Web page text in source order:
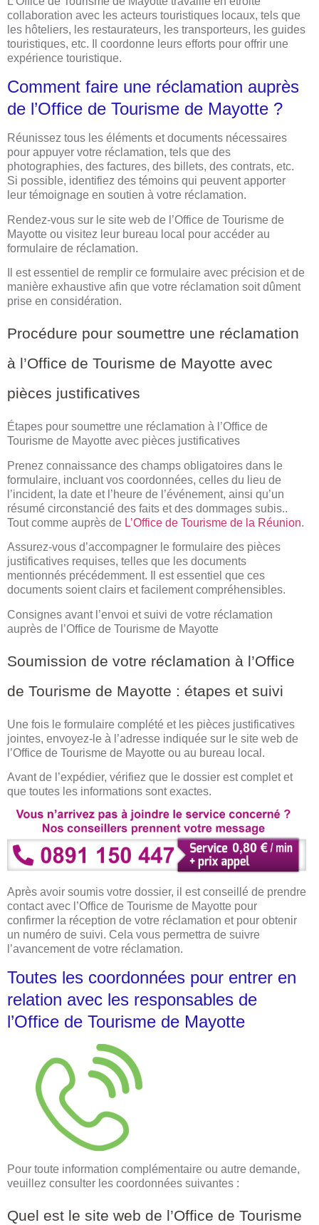
collaboration avec les acteurs touristiques locaux, tels que
les hôteliers, les restaurateurs, les transporteurs, les guides
touristiques, etc. Il coordonne leurs efforts pour offrir une
expérience touristique.
Comment faire une réclamation auprès
de l’Office de Tourisme de Mayotte ?
Réunissez tous les éléments et documents nécessaires
pour appuyer votre réclamation, tels que des
photographies, des factures, des billets, des contrats, etc.
Si possible, identifiez des témoins qui peuvent apporter
leur témoignage en soutien à votre réclamation.
Rendez-vous sur le site web de l’Office de Tourisme de
Mayotte ou visitez leur bureau local pour accéder au
formulaire de réclamation.
Il est essentiel de remplir ce formulaire avec précision et de
manière exhaustive afin que votre réclamation soit dûment
prise en considération.
Procédure pour soumettre une réclamation
à l’Office de Tourisme de Mayotte avec
pièces justificatives
Étapes pour soumettre une réclamation à l’Office de
Tourisme de Mayotte avec pièces justificatives
Prenez connaissance des champs obligatoires dans le
formulaire, incluant vos coordonnées, celles du lieu de
l’incident, la date et l’heure de l’événement, ainsi qu’un
résumé circonstancié des faits et des dommages subis..
Tout comme auprès de L’Office de Tourisme de la Réunion.
Assurez-vous d’accompagner le formulaire des pièces
justificatives requises, telles que les documents
mentionnés précédemment. Il est essentiel que ces
documents soient clairs et facilement compréhensibles.
Consignes avant l’envoi et suivi de votre réclamation
auprès de l’Office de Tourisme de Mayotte
Soumission de votre réclamation à l’Office
de Tourisme de Mayotte : étapes et suivi
Une fois le formulaire complété et les pièces justificatives
jointes, envoyez-le à l’adresse indiquée sur le site web de
l’Office de Tourisme de Mayotte ou au bureau local.
Avant de l’expédier, vérifiez que le dossier est complet et
que toutes les informations sont exactes.
Après avoir soumis votre dossier, il est conseillé de prendre
contact avec l’Office de Tourisme de Mayotte pour
confirmer la réception de votre réclamation et pour obtenir
un numéro de suivi. Cela vous permettra de suivre
l’avancement de votre réclamation.
Toutes les coordonnées pour entrer en
relation avec les responsables de
l’Office de Tourisme de Mayotte
Pour toute information complémentaire ou autre demande,
veuillez consulter les coordonnées suivantes :
Quel est le site web de l’Office de Tourisme